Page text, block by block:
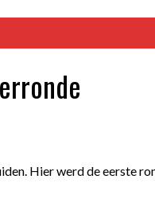
Hier werd de eerste